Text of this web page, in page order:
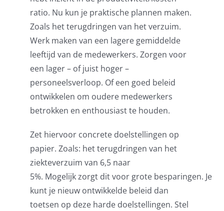
ratio. Nu kun je praktische plannen maken.
Zoals het terugdringen van het verzuim.
Werk maken van een lagere gemiddelde
leeftijd van de medewerkers. Zorgen voor
een lager – of juist hoger –
personeelsverloop. Of een goed beleid
ontwikkelen om oudere medewerkers
betrokken en enthousiast te houden.
Zet hiervoor concrete doelstellingen op
papier. Zoals: het terugdringen van het
ziekteverzuim van 6,5 naar
5%. Mogelijkzorgt ditvoorgrotebesparingen. Je
kunt je nieuw ontwikkelde beleid dan
toetsen op deze harde doelstellingen. Stel